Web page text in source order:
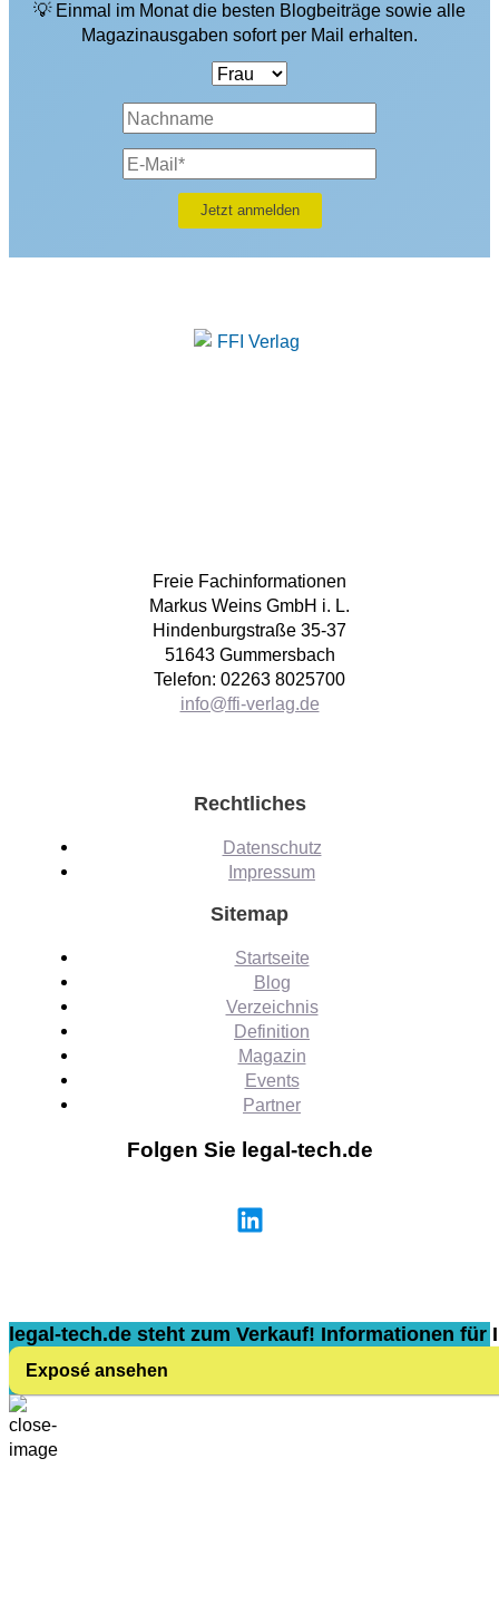
💡 Einmal im Monat die besten Blogbeiträge sowie alle
Magazinausgaben sofort per Mail erhalten.
Freie Fachinformationen
Markus Weins GmbH i. L.
Hindenburgstraße 35-37
51643 Gummersbach
Telefon: 02263 8025700
info@ffi-verlag.de
Rechtliches
Datenschutz
Impressum
Sitemap
Startseite
Blog
Verzeichnis
Definition
Magazin
Events
Partner
Folgen Sie legal-tech.de
legal-tech.de steht zum Verkauf! Informationen für
Exposé ansehen